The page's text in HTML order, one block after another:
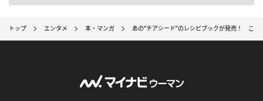
トップ エンタメ 本・マンガ あの“チアシード”のレシピブックが発売！ こ